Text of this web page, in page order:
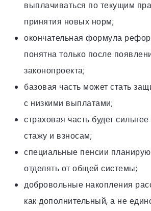
выплачиваться по текущим
принятия новых норм;
окончательная формула
понятна только после
законопроекта;
базовая часть может стать
с низкими выплатами;
страховая часть будет
стажу и взносам;
специальные пенсии
отделять от общей системы;
добровольные накопления
как дополнительный, а не